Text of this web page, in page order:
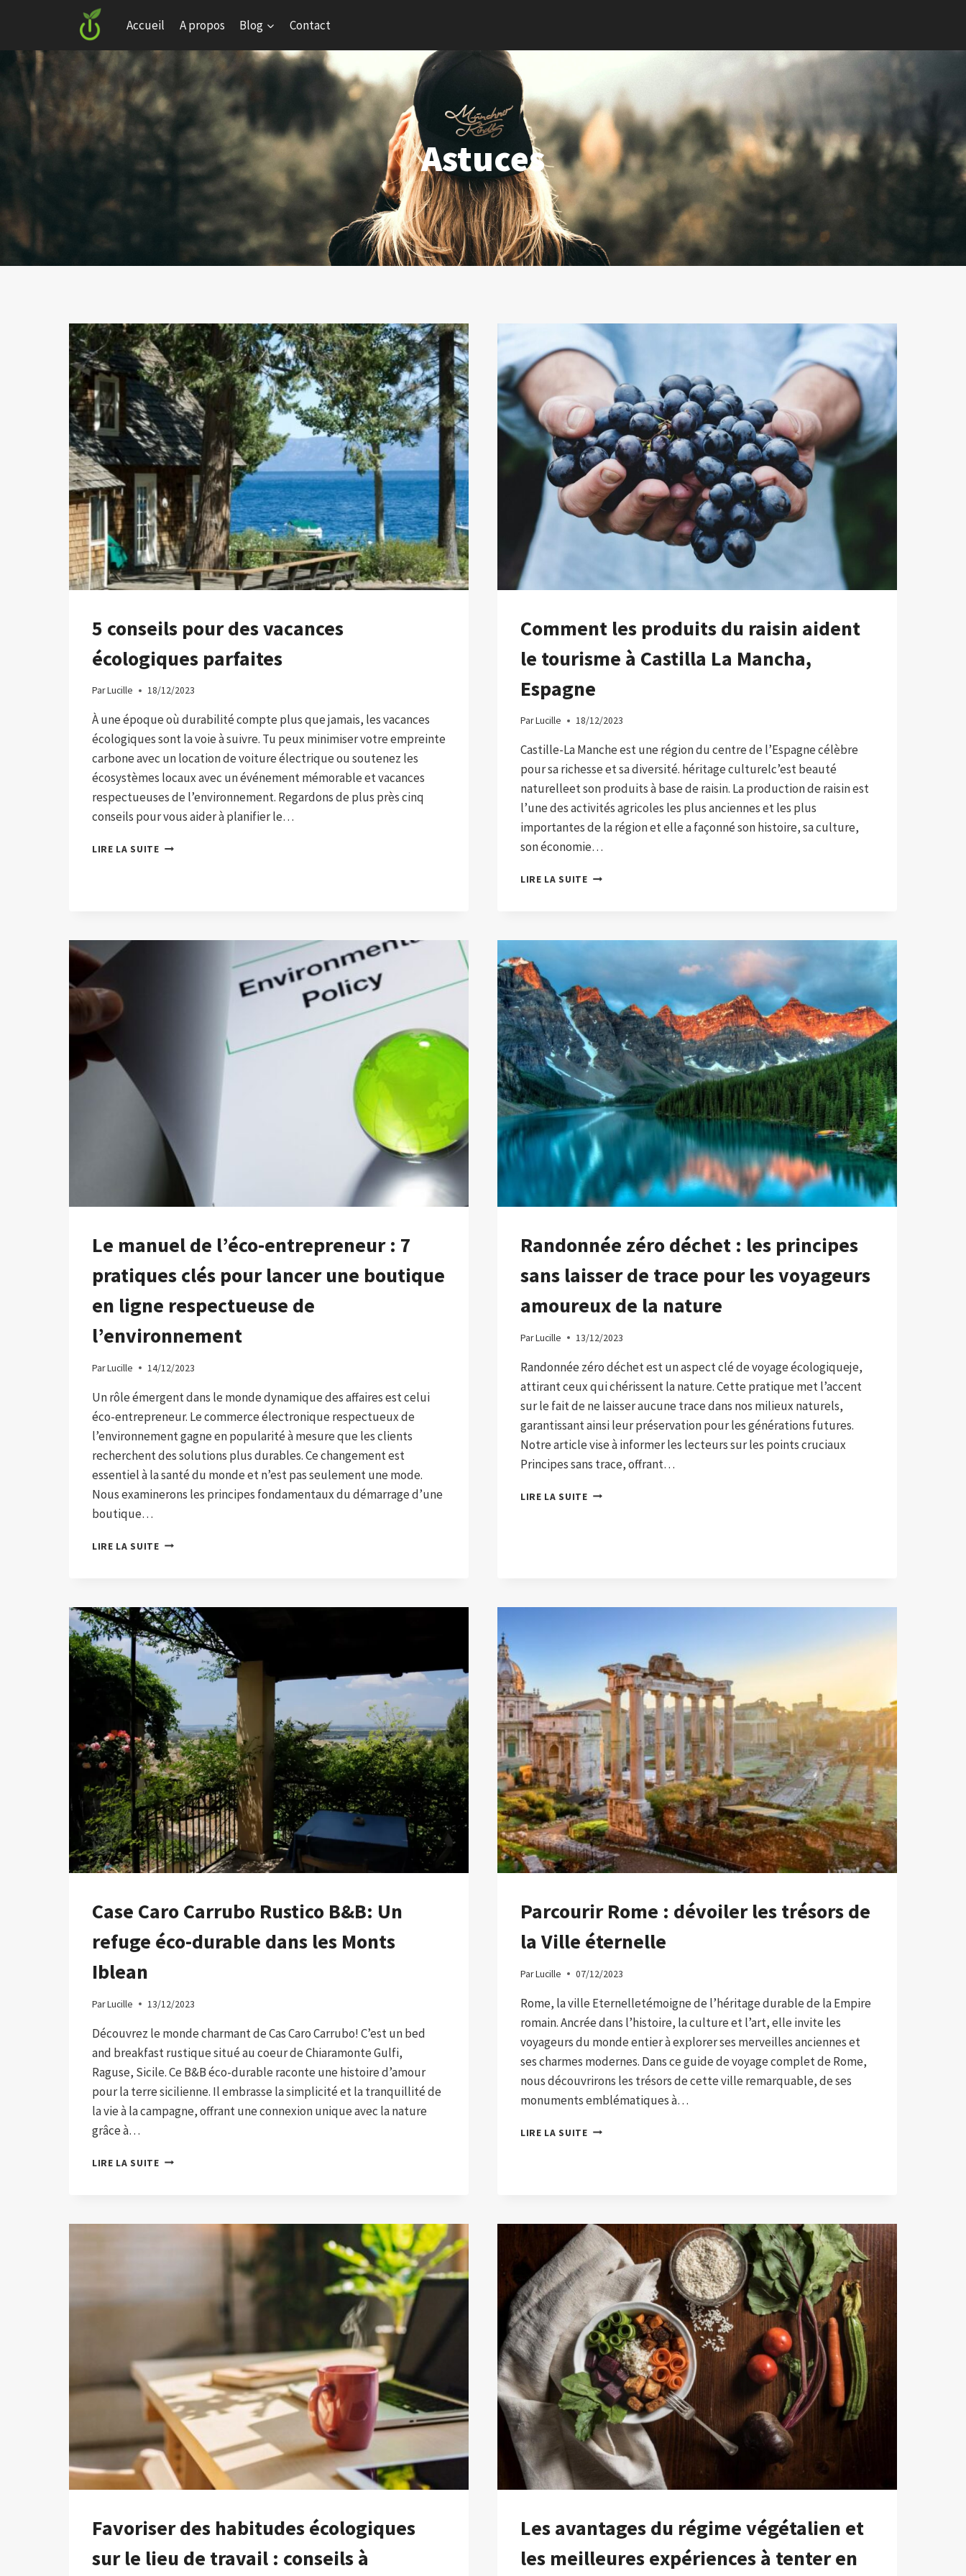
content
Accueil A propos Blog Contact
Astuces
5 conseils pour des vacances
écologiques parfaites
ParLucille 18/12/2023
À une époque où durabilité compte plus que jamais, les vacances
écologiques sont la voie à suivre. Tu peux minimiser votre empreinte
carbone avec un location de voiture électrique ou soutenez les
écosystèmes locaux avec un événement mémorable et vacances
respectueuses de l’environnement. Regardons de plus près cinq
conseils pour vous aider à planifier le…
LIRE LA SUITE5
Comment les produits du raisin aident
le tourisme à Castilla La Mancha,
Espagne
ParLucille 18/12/2023
Castille-La Manche est une région du centre de l’Espagne célèbre
pour sa richesse et sa diversité. héritage culturelc’est beauté
naturelleet son produits à base de raisin. La production de raisin est
l’une des activités agricoles les plus anciennes et les plus
importantes de la région et elle a façonné son histoire, sa culture,
son économie…
LIRE LA SUITECOMMENT
TOURISME
À
CASTILLA
LA
MANCHA,
ESPAGNE
Le manuel de l’éco-entrepreneur : 7
pratiques clés pour lancer une boutique
en ligne respectueuse de
l’environnement
ParLucille 14/12/2023
Un rôle émergent dans le monde dynamique des affaires est celui
éco-entrepreneur. Le commerce électronique respectueux de
l’environnement gagne en popularité à mesure que les clients
recherchent des solutions plus durables. Ce changement est
essentiel à la santé du monde et n’est pas seulement une mode.
Nous examinerons les principes fondamentaux du démarrage d’une
boutique…
LIRE LA SUITELE
7
PRATIQUES
CLÉS
POUR
LANCER
UNE
BOUTIQUE
EN
LIGNE
RESPECTUEUSE
DE
L’ENVIRONNEMENT
Randonnée zéro déchet : les principes
sans laisser de trace pour les voyageurs
amoureux de la nature
ParLucille 13/12/2023
Randonnée zéro déchet est un aspect clé de voyage écologiqueje,
attirant ceux qui chérissent la nature. Cette pratique met l’accent
sur le fait de ne laisser aucune trace dans nos milieux naturels,
garantissant ainsi leur préservation pour les générations futures.
Notre article vise à informer les lecteurs sur les points cruciaux
Principes sans trace, offrant…
LIRE LA SUITERANDONNÉE
AMOUREUX
LA
NATURE
Case Caro Carrubo Rustico B&B: Un
refuge éco-durable dans les Monts
Iblean
ParLucille 13/12/2023
Découvrez le monde charmant de Cas Caro Carrubo! C’est un bed
and breakfast rustique situé au coeur de Chiaramonte Gulfi,
Raguse, Sicile. Ce B&B éco-durable raconte une histoire d’amour
pour la terre sicilienne. Il embrasse la simplicité et la tranquillité de
la vie à la campagne, offrant une connexion unique avec la nature
grâce à…
LIRE LA SUITECASE
IBLEAN
Parcourir Rome : dévoiler les trésors de
la Ville éternelle
ParLucille 07/12/2023
Rome, la ville Eternelletémoigne de l’héritage durable de la Empire
romain. Ancrée dans l’histoire, la culture et l’art, elle invite les
voyageurs du monde entier à explorer ses merveilles anciennes et
ses charmes modernes. Dans ce guide de voyage complet de Rome,
nous découvrirons les trésors de cette ville remarquable, de ses
monuments emblématiques à…
LIRE LA SUITEPARCOURIR
VILLE
ÉTERNELLE
Favoriser des habitudes écologiques
sur le lieu de travail : conseils à
Les avantages du régime végétalien et
les meilleures expériences à tenter en